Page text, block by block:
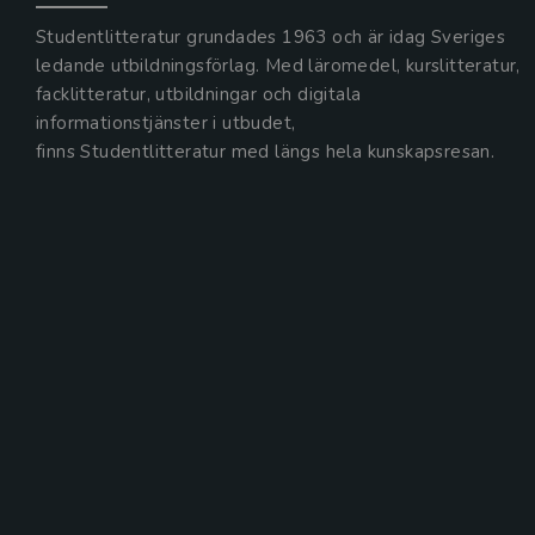
Studentlitteratur grundades 1963 och är idag Sveriges
ledande utbildningsförlag. Med läromedel, kurslitteratur,
facklitteratur, utbildningar och digitala
informationstjänster i utbudet,
finns Studentlitteratur med längs hela kunskapsresan.